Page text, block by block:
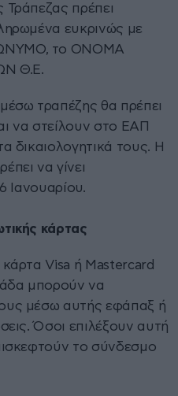
πρέπει
ευκρινώς με
το ΟΝΟΜΑ
Θ.Ε.
τραπέζης θα πρέπει
να στείλουν στο ΕΑΠ
δικαιολογητικά τους. Η
να γίνει
Ιανουαρίου.
κάρτας
κάρτα Visa ή Μastercard
μπορούν να
μέσω αυτής εφάπαξ ή
Όσοι επιλέξουν αυτή
το σύνδεσμο